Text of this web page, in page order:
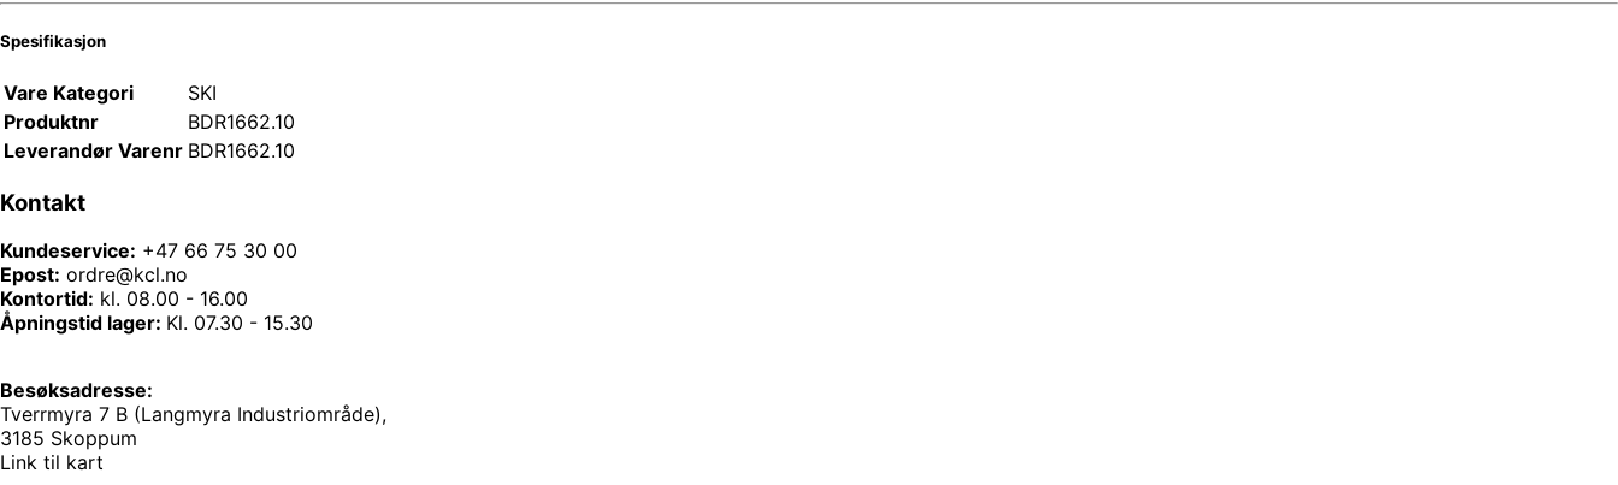
Spesifikasjon
Vare Kategori
SKI
Produktnr
BDR1662.10
Leverandør Varenr BDR1662.10
Kontakt
Kundeservice: +47 66 75 30 00
Epost: ordre@kcl.no
Kontortid: kl. 08.00 - 16.00
Åpningstid lager: Kl. 07.30 - 15.30
Besøksadresse:
Tverrmyra 7 B (Langmyra Industriområde),
3185 Skoppum
Link til kart